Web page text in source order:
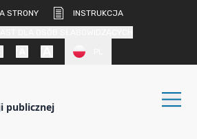
STRONY
INSTRUKCJA
publicznej